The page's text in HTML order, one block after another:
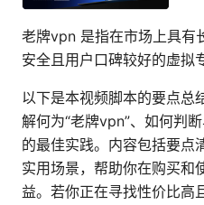
老牌vpn 是指在市场上具有
安全且用户口碑较好的虚拟
以下是本视频脚本的要点总
解何为“老牌vpn”、如何判
的最佳实践。内容包括要点
实用场景，帮助你在购买和
益。若你正在寻找性价比高